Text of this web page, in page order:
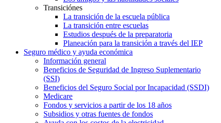
Transiciónes
La transición de la escuela pública
La transición entre escuelas
Estudios después de la preparatoria
Planeación para la transición a través del IEP
Seguro médico y ayuda económica
Información general
Beneficios de Seguridad de Ingreso Suplementario
(SSI)
Beneficios del Seguro Social por Incapacidad (SSDI)
Medicare
Fondos y servicios a partir de los 18 años
Subsidios y otras fuentes de fondos